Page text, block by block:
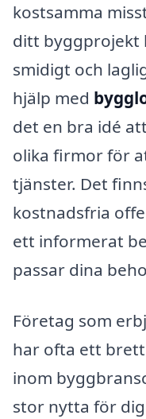
kostsamma
ditt byggprojekt
smidigt och
hjälp med
det en bra idé
olika firmor för
tjänster. Det
kostnadsfria
ett informerat
passar dina
Företag som
har ofta ett
inom
stor nytta för